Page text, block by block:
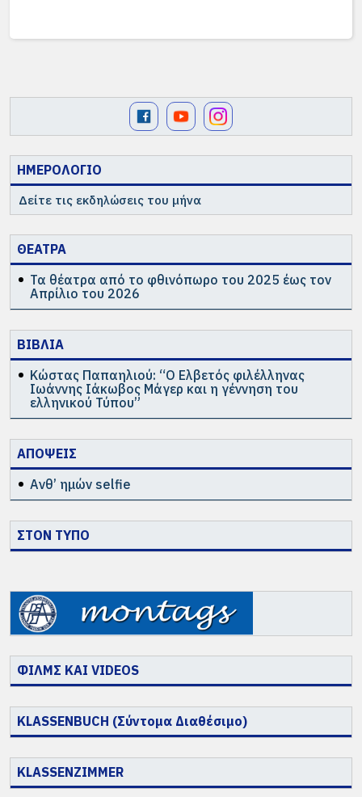
ΗΜΕΡΟΛΟΓΙΟ
Δείτε τις εκδηλώσεις του μήνα
ΘΕΑΤΡΑ
Τα θέατρα από το φθινόπωρο του 2025 έως τον
Απρίλιο του 2026
ΒΙΒΛΙΑ
Κώστας Παπαηλιού: “Ο Ελβετός φιλέλληνας
Ιωάννης Ιάκωβος Μάγερ και η γέννηση του
ελληνικού Τύπου”
ΑΠΟΨΕΙΣ
Ανθ’ ημών selfie
ΣΤΟΝ ΤΥΠΟ
ΦΙΛΜΣ ΚΑΙ VIDEOS
KLASSENBUCH (Σύντομα Διαθέσιμο)
KLASSENZIMMER